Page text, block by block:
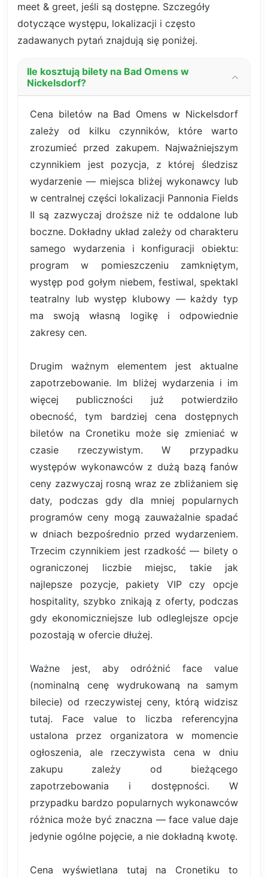
meet & greet, jeśli są dostępne. Szczegóły
dotyczące występu, lokalizacji i często
zadawanych pytań znajdują się poniżej.
Ile kosztują bilety na Bad Omens w
Nickelsdorf?
Cena biletów na Bad Omens w Nickelsdorf
zależy od kilku czynników, które warto
zrozumieć przed zakupem. Najważniejszym
czynnikiem jest pozycja, z której śledzisz
wydarzenie — miejsca bliżej wykonawcy lub
w centralnej części lokalizacji Pannonia Fields
II są zazwyczaj droższe niż te oddalone lub
boczne. Dokładny układ zależy od charakteru
samego wydarzenia i konfiguracji obiektu:
program w pomieszczeniu zamkniętym,
występ pod gołym niebem, festiwal, spektakl
teatralny lub występ klubowy — każdy typ
ma swoją własną logikę i odpowiednie
zakresy cen.
Drugim ważnym elementem jest aktualne
zapotrzebowanie. Im bliżej wydarzenia i im
więcej publiczności już potwierdziło
obecność, tym bardziej cena dostępnych
biletów na Cronetiku może się zmieniać w
czasie rzeczywistym. W przypadku
występów wykonawców z dużą bazą fanów
ceny zazwyczaj rosną wraz ze zbliżaniem się
daty, podczas gdy dla mniej popularnych
programów ceny mogą zauważalnie spadać
w dniach bezpośrednio przed wydarzeniem.
Trzecim czynnikiem jest rzadkość — bilety o
ograniczonej liczbie miejsc, takie jak
najlepsze pozycje, pakiety VIP czy opcje
hospitality, szybko znikają z oferty, podczas
gdy ekonomiczniejsze lub odleglejsze opcje
pozostają w ofercie dłużej.
Ważne jest, aby odróżnić face value
(nominalną cenę wydrukowaną na samym
bilecie) od rzeczywistej ceny, którą widzisz
tutaj. Face value to liczba referencyjna
ustalona przez organizatora w momencie
ogłoszenia, ale rzeczywista cena w dniu
zakupu zależy od bieżącego
zapotrzebowania i dostępności. W
przypadku bardzo popularnych wykonawców
różnica może być znaczna — face value daje
jedynie ogólne pojęcie, a nie dokładną kwotę.
Cena wyświetlana tutaj na Cronetiku to